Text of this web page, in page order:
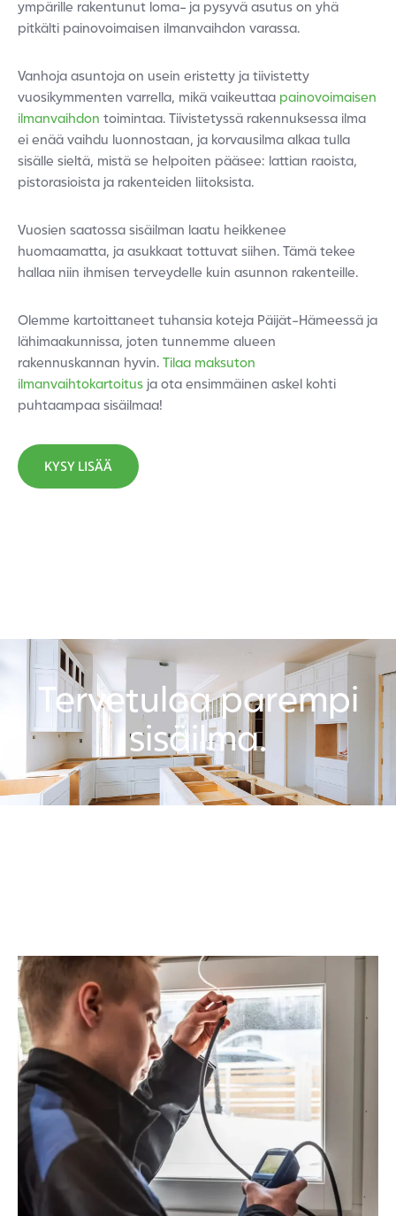
ympärille rakentunut loma- ja pysyvä asutus on yhä
pitkälti painovoimaisen ilmanvaihdon varassa.
Vanhoja asuntoja on usein eristetty ja tiivistetty
vuosikymmenten varrella, mikä vaikeuttaa painovoimaisen
ilmanvaihdon toimintaa. Tiivistetyssä rakennuksessa ilma
ei enää vaihdu luonnostaan, ja korvausilma alkaa tulla
sisälle sieltä, mistä se helpoiten pääsee: lattian raoista,
pistorasioista ja rakenteiden liitoksista.
Vuosien saatossa sisäilman laatu heikkenee
huomaamatta, ja asukkaat tottuvat siihen. Tämä tekee
hallaa niin ihmisen terveydelle kuin asunnon rakenteille.
Olemme kartoittaneet tuhansia koteja Päijät-Hämeessä ja
lähimaakunnissa, joten tunnemme alueen
rakennuskannan hyvin. Tilaa maksuton
ilmanvaihtokartoitus ja ota ensimmäinen askel kohti
puhtaampaa sisäilmaa!
KYSY LISÄÄ
Tervetuloa parempi
sisäilma.